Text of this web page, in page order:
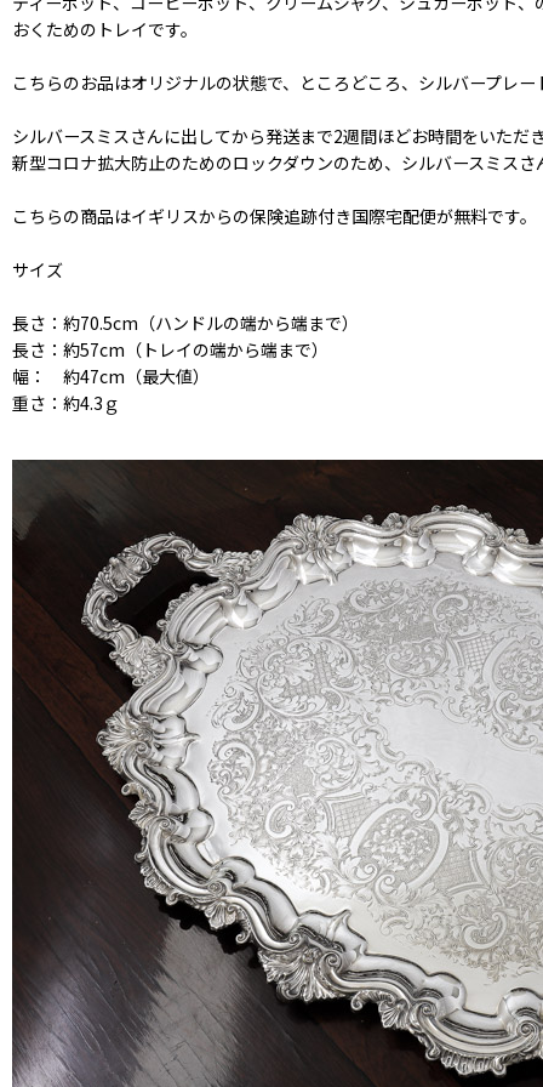
おくためのトレイです。
こちらのお品はオリジナルの状態で、ところどころ、シルバープレ
シルバースミスさんに出してから発送まで2週間ほどお時間をいただ
新型コロナ拡大防止のためのロックダウンのため、シルバースミス
こちらの商品はイギリスからの保険追跡付き国際宅配便が無料です。
サイズ
長さ：約70.5cm（ハンドルの端から端まで）
長さ：約57cm（トレイの端から端まで）
幅： 約47cm（最大値）
重さ：約4.3ｇ